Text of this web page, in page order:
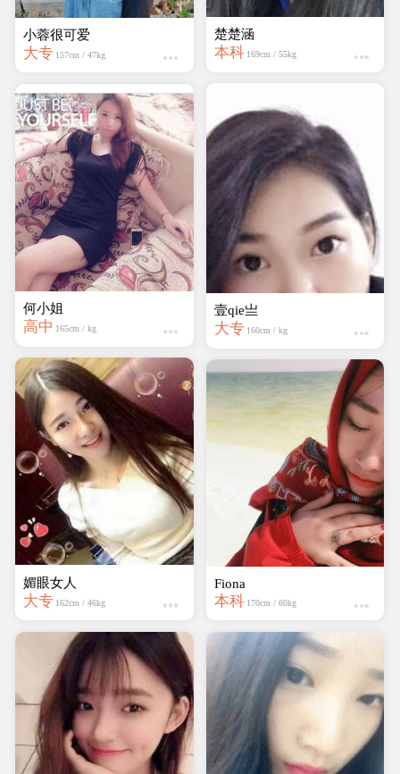
小蓉很可爱
大专 157cm / 47kg
何小姐
高中 165cm / kg
媚眼女人
大专 162cm / 46kg
楚楚涵
本科 169cm / 55kg
壹qie亗
大专 160cm / kg
Fiona
本科 170cm / 60kg